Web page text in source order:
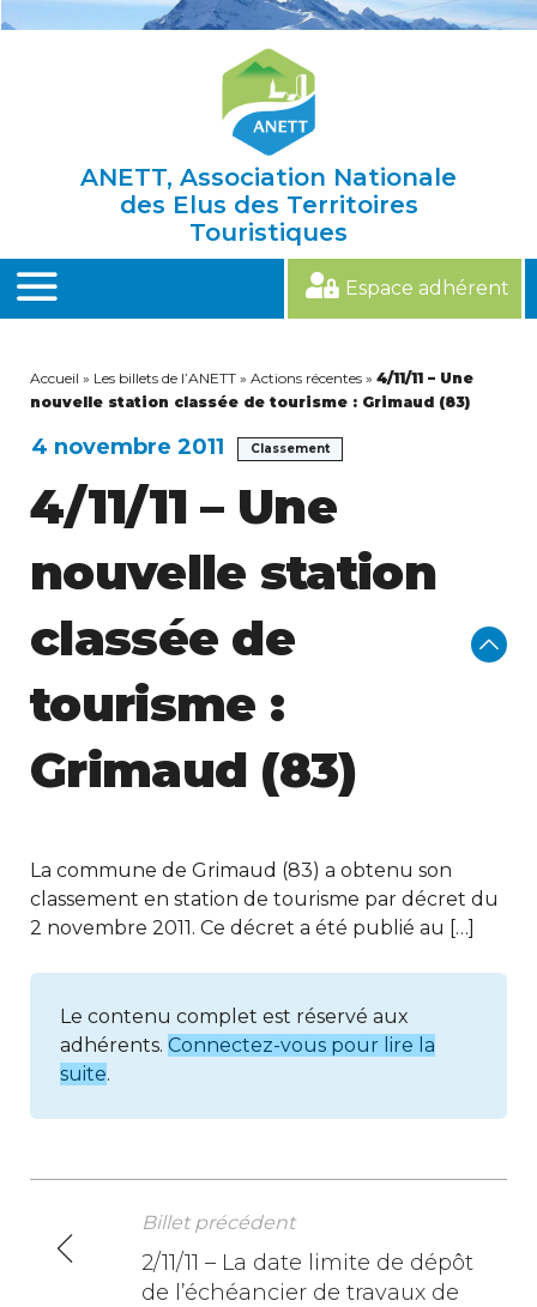
ANETT, Association Nationale
des Elus des Territoires
Touristiques
MENU
Espace adhérent
Accueil » Les billets de l’ANETT » Actions récentes » 4/11/11 – Une
nouvelle station classée de tourisme : Grimaud (83)
4 novembre 2011 Classement
4/11/11 – Une
nouvelle station
classée de
tourisme :
Grimaud (83)
La commune de Grimaud (83) a obtenu son
classement en station de tourisme par décret du
2 novembre 2011. Ce décret a été publié au […]
Le contenu complet est réservé aux
adhérents. Connectez-vous pour lire la
suite.
N
Billet précédent
2/11/11 – La date limite de dépôt
de l’échéancier de travaux de